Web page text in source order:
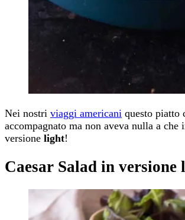
Nei nostri viaggi americani questo piatto
accompagnato ma non aveva nulla a che
versione light!
Caesar Salad in versione